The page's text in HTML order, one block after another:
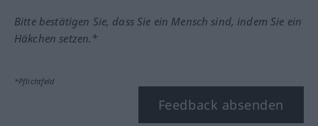
Bitte bestätigen Sie, dass Sie ein Mensch sind, indem Sie ein
Häkchen setzen.*
*Pflichtfeld
Feedback absenden